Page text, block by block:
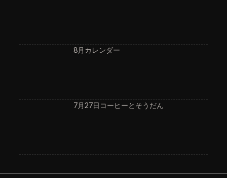
8月カレンダー
7月27日コーヒーとそうだん